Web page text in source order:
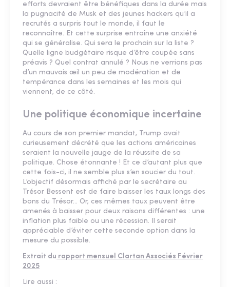
efforts devraient être bénéfiques dans la durée mais
la pugnacité de Musk et des jeunes hackers qu’il a
recrutés a surpris tout le monde, il faut le
reconnaître. Et cette surprise entraîne une anxiété
qui se généralise. Qui sera le prochain sur la liste ?
Quelle ligne budgétaire risque d’être coupée sans
préavis ? Quel contrat annulé ? Nous ne verrions pas
d’un mauvais œil un peu de modération et de
tempérance dans les semaines et les mois qui
viennent, de ce côté.
Une politique économique incertaine
Au cours de son premier mandat, Trump avait
curieusement décrété que les actions américaines
seraient la nouvelle jauge de la réussite de sa
politique. Chose étonnante ! Et ce d’autant plus que
cette fois-ci, il ne semble plus s’en soucier du tout.
L’objectif désormais affiché par le secrétaire au
Trésor Bessent est de faire baisser les taux longs des
bons du Trésor… Or, ces mêmes taux peuvent être
amenés à baisser pour deux raisons différentes : une
inflation plus faible ou une récession. Il serait
appréciable d’éviter cette seconde option dans la
mesure du possible.
Extrait du rapport mensuel Clartan Associés Février
2025
Lire aussi :